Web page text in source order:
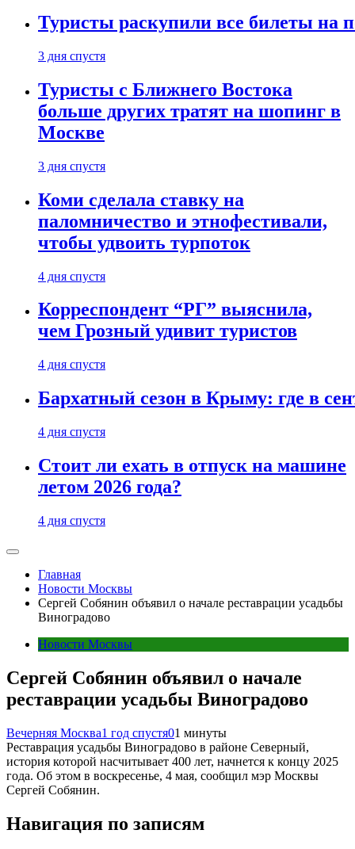
Туристы раскупили все билеты на
3 дня спустя
Туристы с Ближнего Востока
больше других тратят на шопинг в
Москве
3 дня спустя
Коми сделала ставку на
паломничество и этнофестивали,
чтобы удвоить турпоток
4 дня спустя
Корреспондент “РГ” выяснила,
чем Грозный удивит туристов
4 дня спустя
Бархатный сезон в Крыму: где в
4 дня спустя
Стоит ли ехать в отпуск на машине
летом 2026 года?
4 дня спустя
Главная
Новости Москвы
Сергей Собянин объявил о начале реставрации усадьбы
Виноградово
Новости Москвы
Сергей Собянин объявил о начале
реставрации усадьбы Виноградово
Вечерняя Москва1 год спустя01 минуты
Реставрация усадьбы Виноградово в районе Северный,
история которой насчитывает 400 лет, начнется к концу 2025
года. Об этом в воскресенье, 4 мая, сообщил мэр Москвы
Сергей Собянин.
Навигация по записям